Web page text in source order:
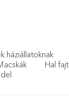
háziállatoknak
Hal